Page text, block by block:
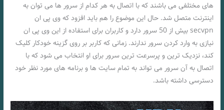
های مختلفی می باشند که با اتصال به هر کدام از سرور ها می توان به
اینترنت متصل شد. حال این موضوع را هم باید افزود که وی پی ان
secvpn بیش از 50 سرور دارد و کاربران برای استفاده از این وی پی ان
نیازی به وارد کردن سرور ندارند. زمانی که کاربر بر روی گزینه خودکار کلیک
کند، نزدیک ترین و پرسرعت ترین سرور برای او انتخاب می‌ شود که با
اتصال به آن سرور می تواند به تمام سایت ها و برنامه های مورد نظر خود
دسترسی داشته باشد.